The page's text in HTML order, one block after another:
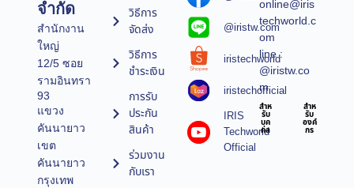
จำกัด
สำนักงาน
ใหญ่
12/5 ซอย
รามอินทรา
93
แขวง
คันนายาว
เขต
คันนายาว
กรุงเทพ
วิธีการ
จัดส่ง
วิธีการ
ชำระเงิน
การรับ
ประกัน
สินค้า
ร่วมงาน
กับเรา
@iristw.com
iristechworld
iristechofficial
IRIS
Techworld
Official
online@iris
techworld.c
om
line :
@iristw.co
m
สำห
รับ
บุค
คล
สำห
รับ
องค์
กร